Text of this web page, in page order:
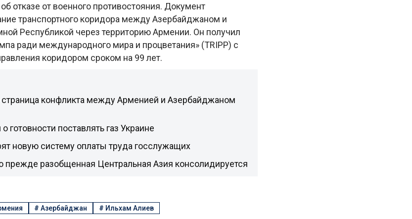
отказе от военного противостояния. Документ
транспортного коридора между Азербайджаном и
Республикой через территорию Армении. Он получил
ради международного мира и процветания» (TRIPP) с
коридором сроком на 99 лет.
страница конфликта между Арменией и Азербайджаном
готовности поставлять газ Украине
новую систему оплаты труда госслужащих
прежде разобщенная Центральная Азия консолидируется
#Азербайджан # Ильхам Алиев